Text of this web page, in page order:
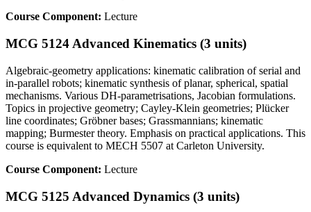
Course Component: Lecture
MCG 5124 Advanced Kinematics (3 units)
Algebraic-geometry applications: kinematic calibration of serial and
in-parallel robots; kinematic synthesis of planar, spherical, spatial
mechanisms. Various DH-parametrisations, Jacobian formulations.
Topics in projective geometry; Cayley-Klein geometries; Plücker
line coordinates; Gröbner bases; Grassmannians; kinematic
mapping; Burmester theory. Emphasis on practical applications. This
course is equivalent to MECH 5507 at Carleton University.
Course Component: Lecture
MCG 5125 Advanced Dynamics (3 units)